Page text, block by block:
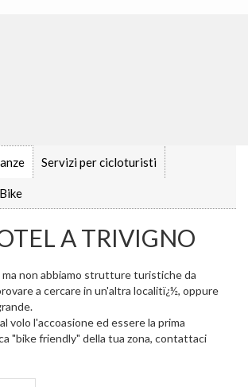
Servizi per cicloturisti
A TRIVIGNO
ma non abbiamo strutture turistiche da
a cercare in un'altra localitï¿½, oppure
volo l'accoasione ed essere la prima
"bike friendly" della tua zona, contattaci